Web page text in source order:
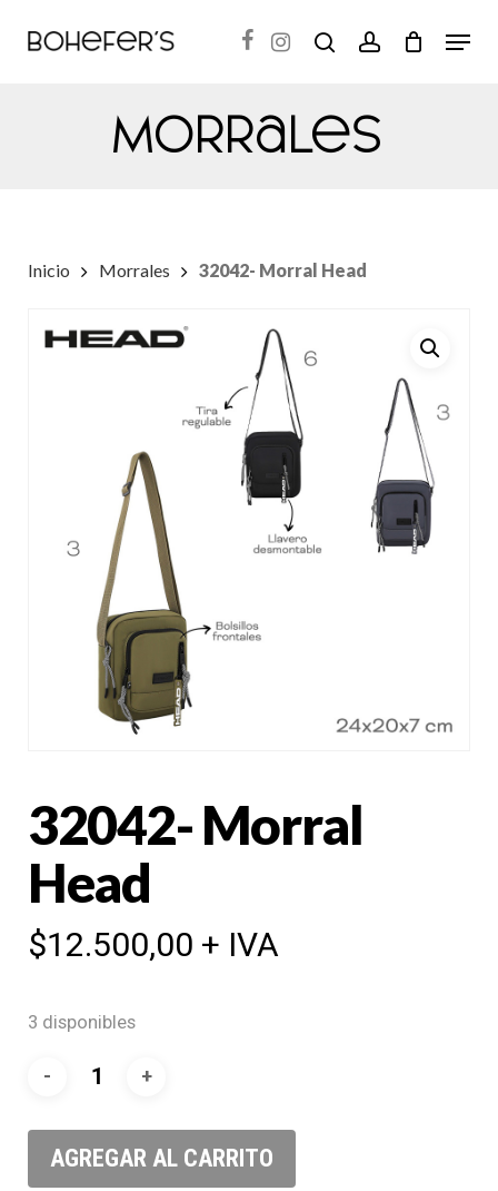
search accountMenu
Inicio Morrales 32042- Morral Head
Morrales
32042- Morral
Head
$12.500,00 + IVA
3 disponibles
AGREGAR AL CARRITO